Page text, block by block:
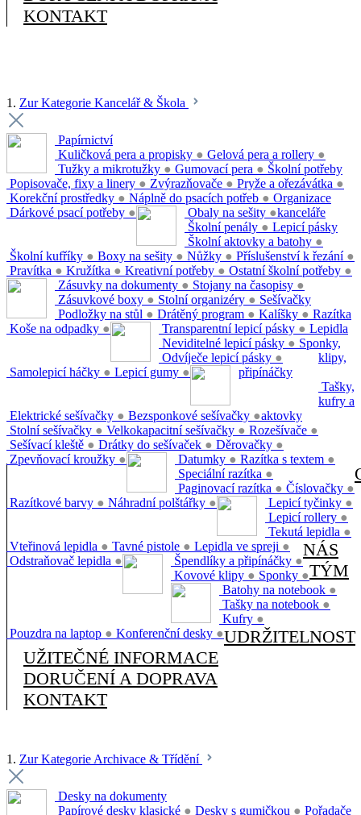
KONTAKT
1. Zur Kategorie Kancelář & Škola
Papírnictví
Kuličková pera a propisky ● Gelová pera a rollery ●
Tužky a mikrotužky ● Gumovací pera ●
Popisovače, fixy a linery ● Zvýrazňovače ● Pryže a ořezávátka ●
Korekční prostředky ● Náplně do psacích potřeb ●
Dárkové psací potřeby ●
Školní potřeby
Obaly na sešity ●
Školní penály ●
Školní aktovky a batohy ●
Školní kufříky ● Boxy na sešity ● Nůžky ● Příslušenství k řezání ●
Pravítka ● Kružítka ● Kreativní potřeby ● Ostatní školní potřeby ●
Organizace
kanceláře
Zásuvky na dokumenty ● Stojany na časopisy ●
Zásuvkové boxy ● Stolní organizéry ●
Podložky na stůl ● Drátěný program ● Kalíšky ●
Koše na odpadky ●
Lepicí pásky
Transparentní lepicí pásky ●
Neviditelné lepicí pásky ●
Odvíječe lepicí pásky ●
Samolepicí háčky ● Lepicí gumy ●
Sešívačky
Elektrické sešívačky ● Bezsponkové sešívačky ●
Stolní sešívačky ● Velkokapacitní sešívačky ● Rozešívače ●
Sešívací kleště ● Drátky do sešívaček ● Děrovačky ●
Zpevňovací kroužky ●
Razítka
Datumky ● Razítka s textem ●
Speciální razítka ●
Paginovací razítka ● Číslovačky ●
Razítkové barvy ● Náhradní polštářky ●
Lepidla
Lepicí tyčinky ●
Lepicí rollery ●
Tekutá lepidla ●
Vteřinová lepidla ● Tavné pistole ● Lepidla ve spreji ●
Odstraňovač lepidla ●
Sponky,
klipy,
připínáčky
Špendlíky a připínáčky ●
Kovové klipy ● Sponky ●
Tašky,
kufry a
aktovky
Batohy na notebook ●
Tašky na notebook ●
Kufry ●
Pouzdra na laptop ● Konferenční desky ●
NÁS
TÝM
UDRŽITELNOST
UŽITEČNÉ INFORMACE
DORUČENÍ A DOPRAVA
KONTAKT
1. Zur Kategorie Archivace & Třídění
Desky na dokumenty
Papírové desky klasické ● Desky s gumičkou ● Pořadače